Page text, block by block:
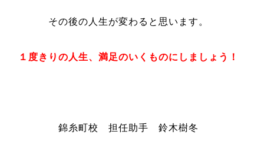
その後の人生が変わると思います。
１度きりの人生、満足のいくものにしましょう！
錦糸町校 担任助手 鈴木樹冬